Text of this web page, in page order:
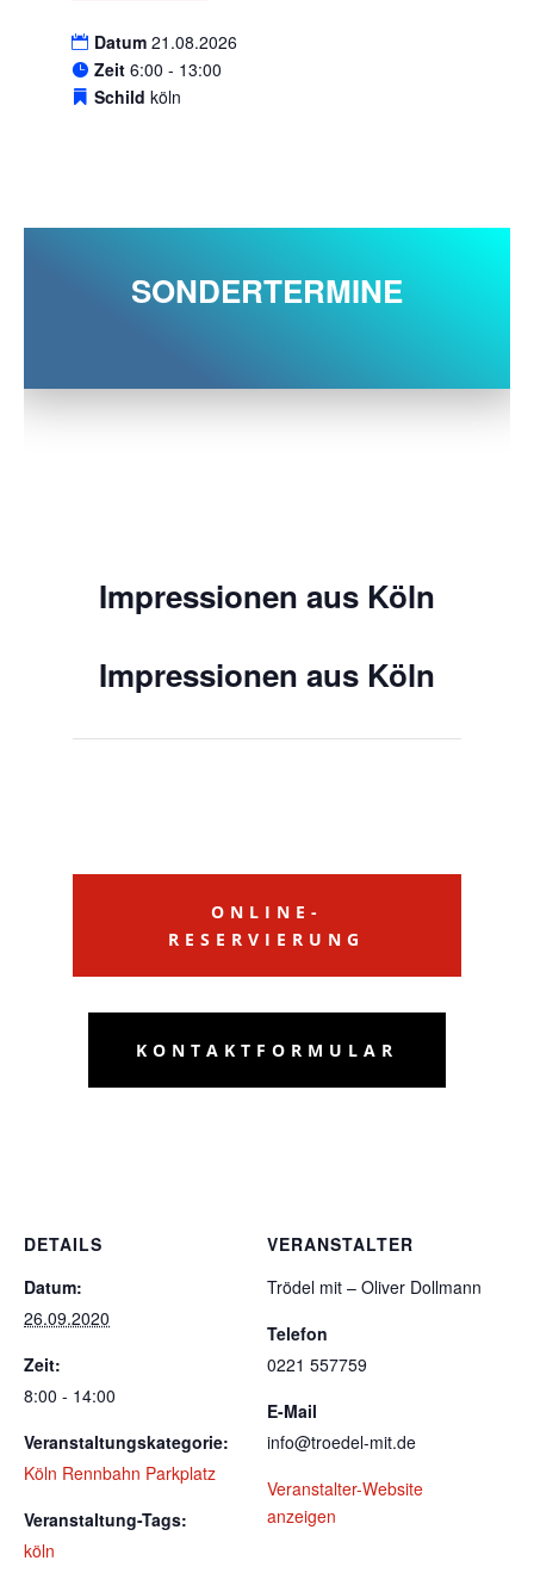
Datum 21.08.2026
Zeit 6:00 - 13:00
Schild köln
SONDERTERMINE
Impressionen aus Köln
Impressionen aus Köln
ONLINE-
RESERVIERUNG
KONTAKTFORMULAR
DETAILS
Datum:
26.09.2020
Zeit:
8:00 - 14:00
Veranstaltungskategorie:
Köln Rennbahn Parkplatz
Veranstaltung-Tags:
köln
VERANSTALTER
Trödel mit – Oliver Dollmann
Telefon
0221 557759
E-Mail
info@troedel-mit.de
Veranstalter-Website
anzeigen